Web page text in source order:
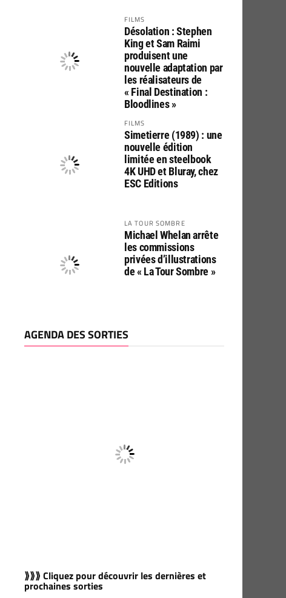
FILMS
Désolation : Stephen
King et Sam Raimi
produisent une
nouvelle adaptation par
les réalisateurs de
« Final Destination :
Bloodlines »
FILMS
Simetierre (1989) : une
nouvelle édition
limitée en steelbook
4K UHD et Bluray, chez
ESC Editions
LA TOUR SOMBRE
Michael Whelan arrête
les commissions
privées d’illustrations
de « La Tour Sombre »
AGENDA DES SORTIES
⟫⟫⟫ Cliquez pour découvrir les dernières et
prochaines sorties